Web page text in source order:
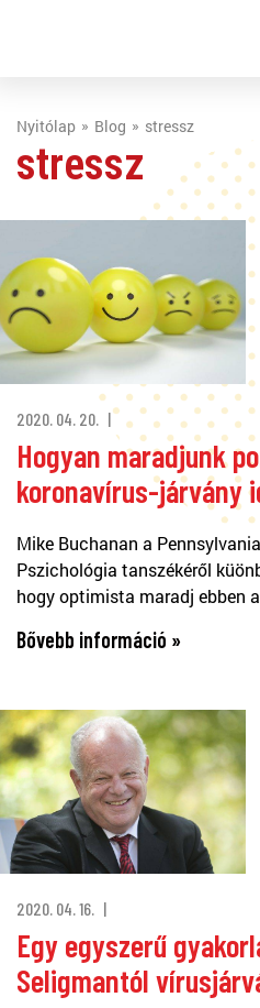
Nyitólap Blog stressz
stressz
2020. 04. 20.
Hogyan maradjunk
koronavírus-járvány
Mike Buchanan a
Pszichológia tanszékéről
hogy optimista maradj ebben
Bővebb információ »
2020. 04. 16.
Egy egyszerű
Seligmantól